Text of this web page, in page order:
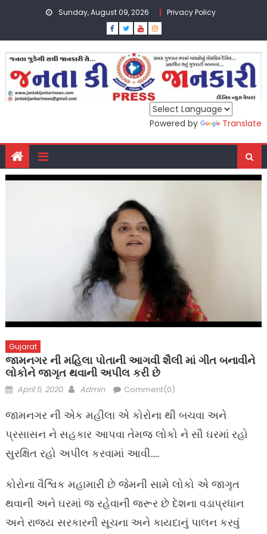
Sunday, August 09, 2026 Privacy Policy
Powered by Translate
Gujarat
જામનગર ની મહિલા પોતાની આગવી શૈલી માં ગીત બનાવીને
લોકોને જાગૃત થવાની અપીલ કરી છે
Posted
April 5, 2020 Author
Admin Comment(0)
જામનગર ની એક મહીલા એ કોરોના થી બચવા અને
પ્રસાસન ને સહકાર આપવા તેમજ લોકો ને સૌ ઘરમાં રહો
સુરક્ષિત રહો અપીલ કરવામાં આવી…..
કોરોના વૈશ્વિક મહામારી છે જેમની સામે લોકો એ જાગૃત
થવાની અને ઘરમાં જ રહેવાની જરૂર છે દેશના વડાપ્રધાન
અને રાજ્ય સરકારની સૂચના અને કાયદાનું પાલન કરવું